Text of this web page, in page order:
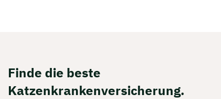
Finde die beste
Katzenkrankenversicherung.